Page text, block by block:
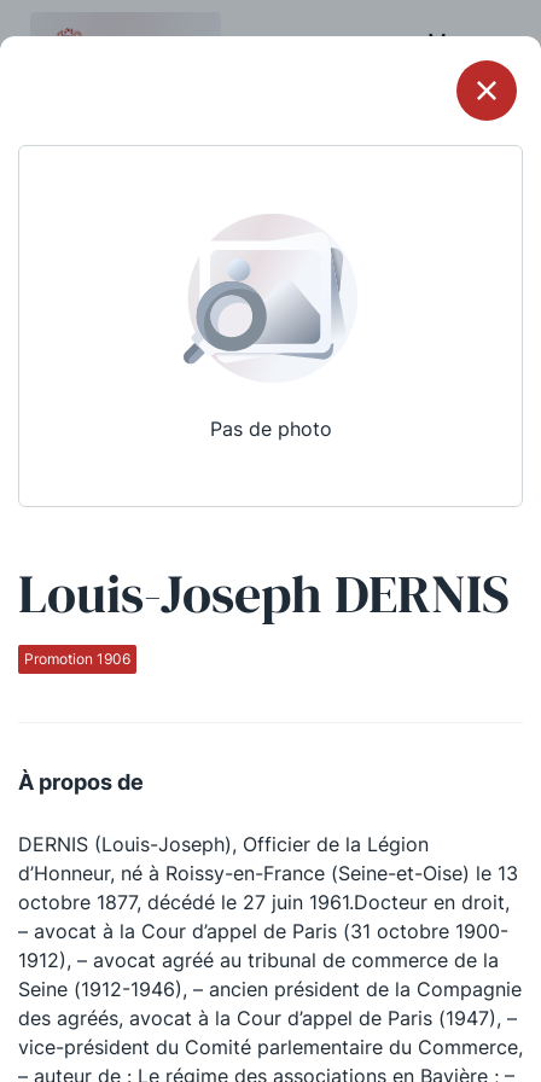
Menu
Pas de photo
Louis-Joseph DERNIS
Promotion 1906
À propos de
DERNIS (Louis-Joseph), Officier de la Légion
d’Honneur, né à Roissy-en-France (Seine-et-Oise) le 13
octobre 1877, décédé le 27 juin 1961.Docteur en droit,
– avocat à la Cour d’appel de Paris (31 octobre 1900-
1912), – avocat agréé au tribunal de commerce de la
Seine (1912-1946), – ancien président de la Compagnie
des agréés, avocat à la Cour d’appel de Paris (1947), –
vice-président du Comité parlementaire du Commerce,
– auteur de : Le régime des associations en Bavière ; –
Qui sommes-nous ?
La Conférence
La Conférence
Le Concours de la Conférence
La Conférence Berryer
La Petite Conférence